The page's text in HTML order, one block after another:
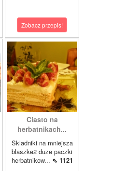
Zobacz przepis!
Ciasto na
herbatnikach...
Skladniki na mniejsza
blaszke2 duze paczki
herbatnikow... ⇖ 1121